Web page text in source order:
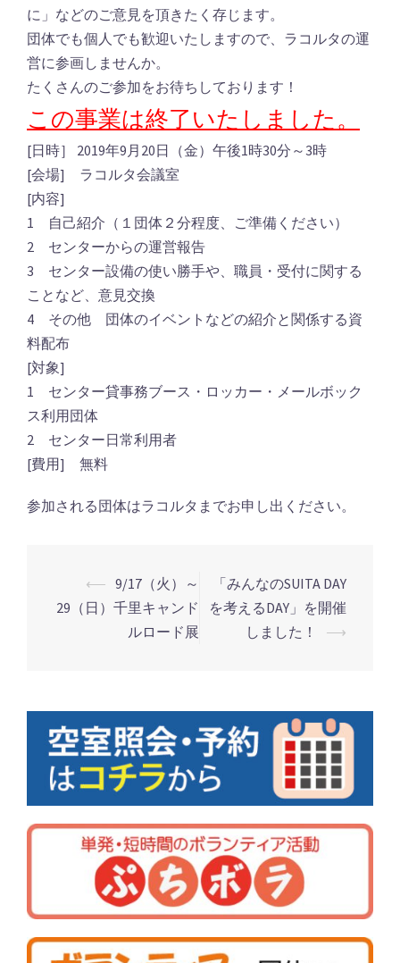
に」などのご意見を頂きたく存じます。
団体でも個人でも歓迎いたしますので、ラコルタの運
営に参画しませんか。
たくさんのご参加をお待ちしております！
この事業は終了いたしました。
[日時］ 2019年9月20日（金）午後1時30分～3時
[会場] ラコルタ会議室
[内容]
1 自己紹介（１団体２分程度、ご準備ください）
2 センターからの運営報告
3 センター設備の使い勝手や、職員・受付に関する
ことなど、意見交換
4 その他 団体のイベントなどの紹介と関係する資
料配布
[対象]
1 センター貸事務ブース・ロッカー・メールボック
ス利用団体
2 センター日常利用者
[費用] 無料
参加される団体はラコルタまでお申し出ください。
投
ゲ
ー
シ
ョ
ン
⟵ 9/17（火）～
29（日）千里キャンド
ルロード展
「みんなのSUITA DAY
を考えるDAY」を開催
しました！
⟶